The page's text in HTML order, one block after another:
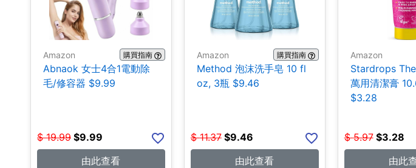
Amazon 購買指南
Abnaok 女士4合1電動除
毛/修容器 $9.99
$ 19.99 $9.99
由此查看
Amazon 購買指南
Method 泡沫洗手皂 10 fl
oz, 3瓶 $9.46
$ 11.37 $9.46
由此查看
Amazon
Stardrops
萬用清潔膏
$3.28
$ 5.97 $3.28
由此